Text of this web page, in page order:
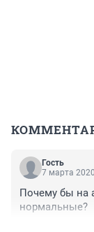
Гость
7 марта
Почему бы на
нормальные?